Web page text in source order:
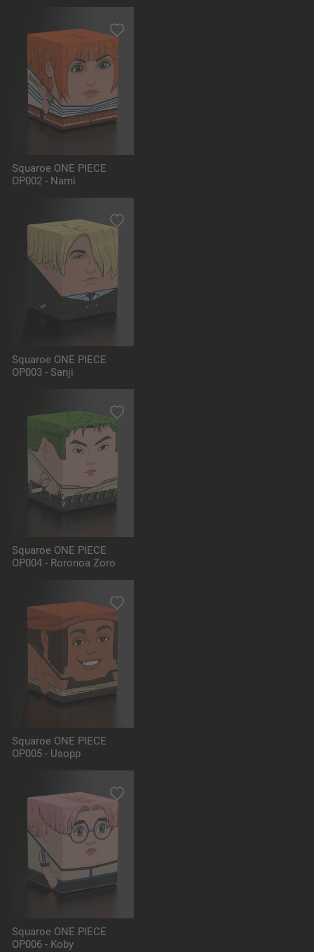
Squaroe ONE PIECE
OP002 - Nami
Squaroe ONE PIECE
OP003 - Sanji
Squaroe ONE PIECE
OP004 - Roronoa Zoro
Squaroe ONE PIECE
OP005 - Usopp
Squaroe ONE PIECE
OP006 - Koby